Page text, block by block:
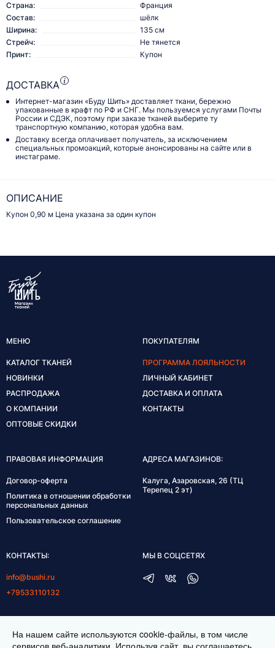
Страна:
Франция
Состав:
шёлк
Ширина:
135 см
Стрейч:
Не тянется
Принт:
Купон
ДОСТАВКА
Интернет-магазин «Буду Шить» доставляет ткани, бережно
упакованные в крафт по РФ и СНГ. Мы пользуемся услугами Почты
России и СДЭК, поэтому при заказе тканей выберите ту
транспортную компанию, которая удобна вам.
Доставку всегда оплачивает получатель, за исключением
специальных промоакций, которые анонсированы на сайте или в
инстаграме.
ОПИСАНИЕ
Купон 0,90 м Цена указана за один купон
МЕНЮ
КАТАЛОГ ТКАНЕЙ
НОВИНКИ
РАСПРОДАЖА
О КОМПАНИИ
ОПТОВЫЕ СКИДКИ
ПОКУПАТЕЛЯМ
ПРОГРАММА ЛОЯЛЬНОСТИ
ЛИЧНЫЙ КАБИНЕТ
ДОСТАВКА И ОПЛАТА
КОНТАКТЫ
ПРАВОВАЯ ИНФОРМАЦИЯ
Договор-оферта
Политика в отношении обработки
персональных данных
Пользовательское соглашение
АДРЕСА МАГАЗИНОВ:
Калуга, Азаровская, 26 (ТЦ
Терепец 2 эт)
КОНТАКТЫ:
info@bushi.ru
+79533110132
пн-пт 10:00-19:00
МЫ В СОЦСЕТЯХ
На нашем сайте используются cookie-файлы, в том числе
сервисов веб-аналитики. Используя сайт, вы соглашаетесь